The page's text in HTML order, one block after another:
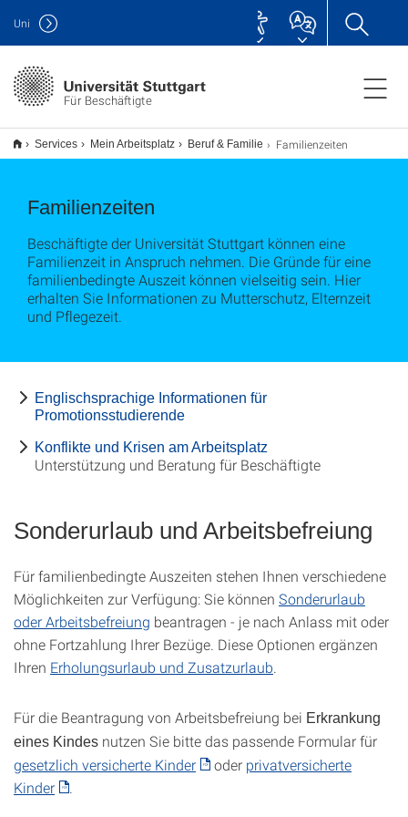
Für Beschäftigte
Uni
Services Mein Arbeitsplatz Beruf & Familie Familienzeiten
Familienzeiten
Beschäftigte der Universität Stuttgart können eine
Familienzeit in Anspruch nehmen. Die Gründe für eine
familienbedingte Auszeit können vielseitig sein. Hier
erhalten Sie Informationen zu Mutterschutz, Elternzeit
und Pflegezeit.
Englischsprachige Informationen für
Promotionsstudierende
Konflikte und Krisen am Arbeitsplatz
Unterstützung und Beratung für Beschäftigte
Sonderurlaub und Arbeitsbefreiung
Für familienbedingte Auszeiten stehen Ihnen verschiedene
Möglichkeiten zur Verfügung: Sie können Sonderurlaub
oder Arbeitsbefreiung beantragen - je nach Anlass mit oder
ohne Fortzahlung Ihrer Bezüge. Diese Optionen ergänzen
Ihren Erholungsurlaub und Zusatzurlaub
Für die Beantragung von Arbeitsbefreiung bei Erkrankung
eines Kindes nutzen Sie bitte das passende Formular für
gesetzlich versicherte Kinder
oder privatversicherte
Kinder